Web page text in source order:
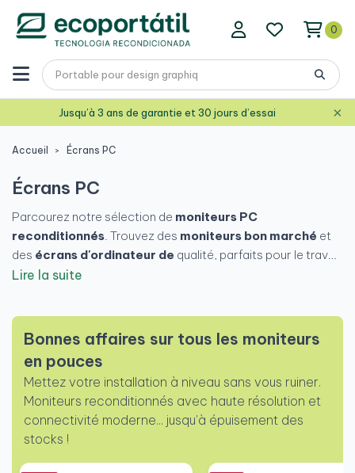
0
Jusqu’à 3 ans de garantie et 30 jours d’essai ×
Accueil Écrans PC
Écrans PC
Parcourez notre sélection de moniteurs PC
reconditionnés. Trouvez des moniteurs bon marché et
des écrans d'ordinateur de qualité, parfaits pour le travail,
l'étude ou le divertissement. Chez
pour une technologie durable - achetez votre
moniteur PC
bon marché dès aujourd'hui !
Lire la suite
Bonnes affaires sur tous les moniteurs
en pouces
Mettez votre installation à niveau sans vous ruiner.
Moniteurs reconditionnés avec haute résolution et
connectivité moderne... jusqu'à épuisement des
stocks !